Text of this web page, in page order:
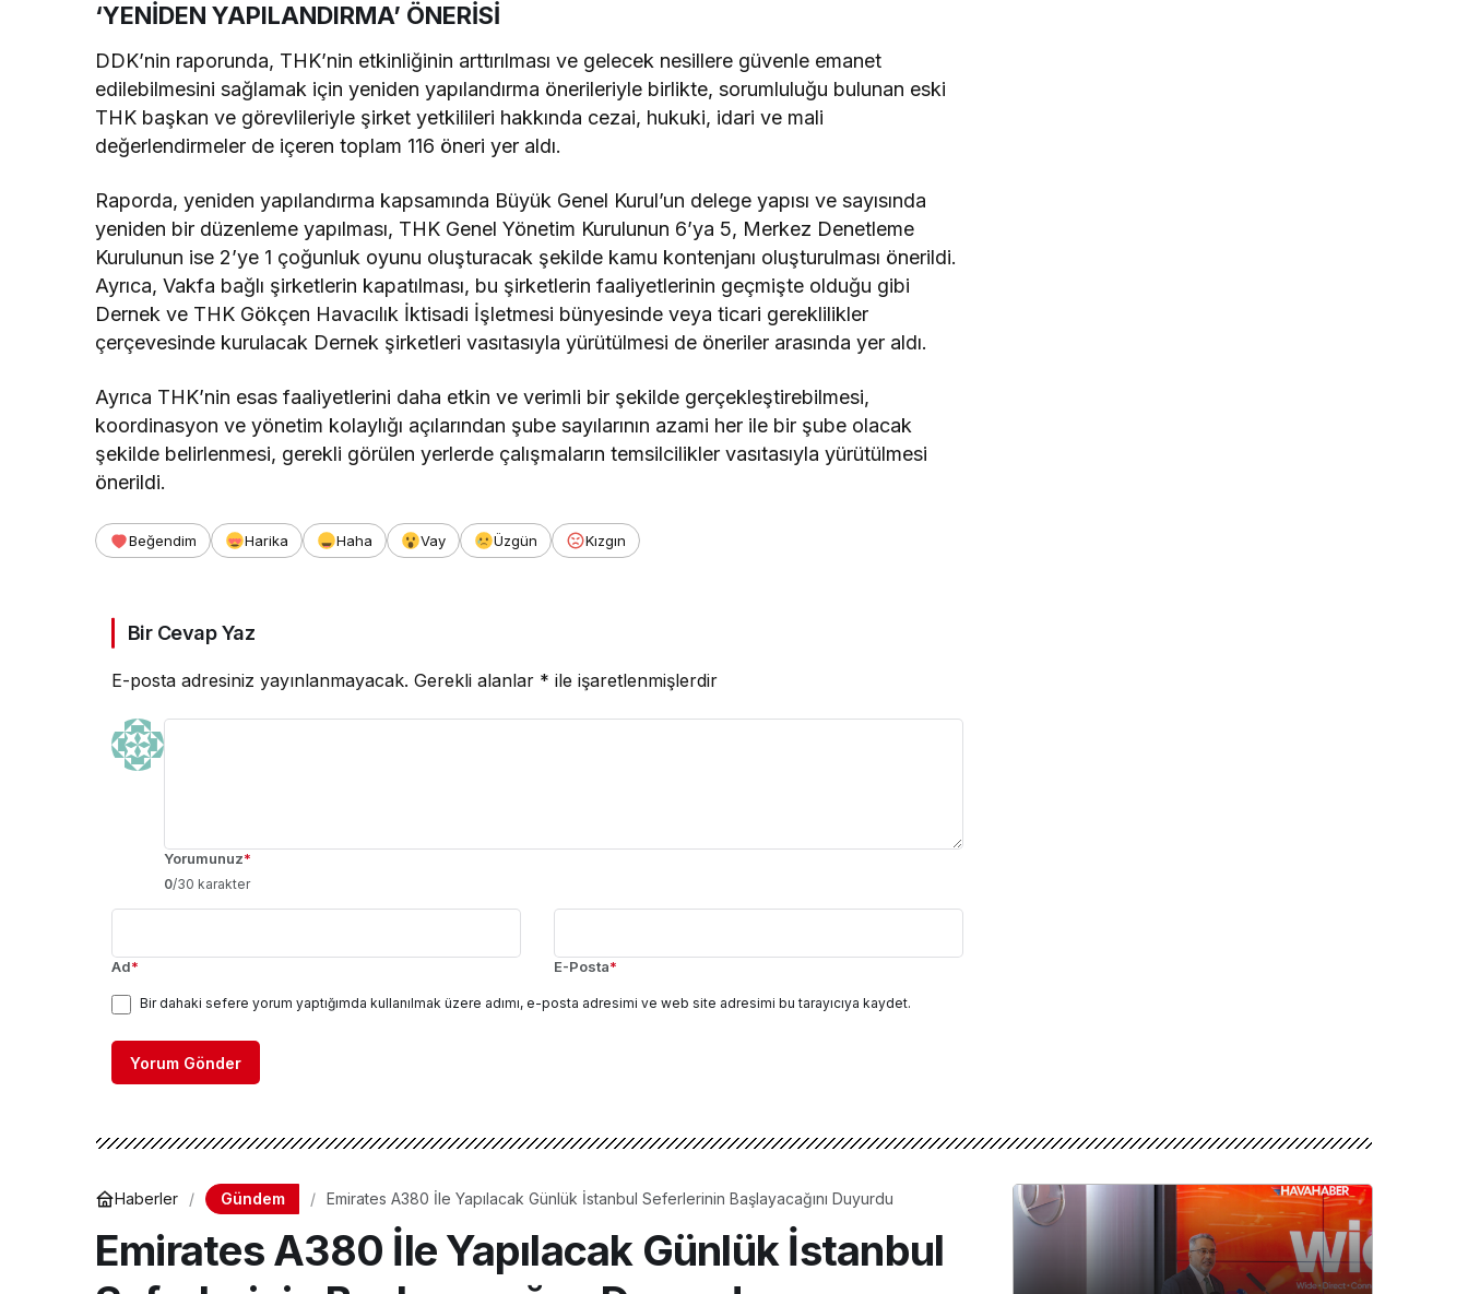
‘YENİDEN YAPILANDIRMA’ ÖNERİSİ
DDK’nin raporunda, THK’nin etkinliğinin arttırılması ve gelecek nesillere güvenle emanet
edilebilmesini sağlamak için yeniden yapılandırma önerileriyle birlikte, sorumluluğu bulunan eski
THK başkan ve görevlileriyle şirket yetkilileri hakkında cezai, hukuki, idari ve mali
değerlendirmeler de içeren toplam 116 öneri yer aldı.
Raporda, yeniden yapılandırma kapsamında Büyük Genel Kurul’un delege yapısı ve sayısında
yeniden bir düzenleme yapılması, THK Genel Yönetim Kurulunun 6’ya 5, Merkez Denetleme
Kurulunun ise 2’ye 1 çoğunluk oyunu oluşturacak şekilde kamu kontenjanı oluşturulması önerildi.
Ayrıca, Vakfa bağlı şirketlerin kapatılması, bu şirketlerin faaliyetlerinin geçmişte olduğu gibi
Dernek ve THK Gökçen Havacılık İktisadi İşletmesi bünyesinde veya ticari gereklilikler
çerçevesinde kurulacak Dernek şirketleri vasıtasıyla yürütülmesi de öneriler arasında yer aldı.
Ayrıca THK’nin esas faaliyetlerini daha etkin ve verimli bir şekilde gerçekleştirebilmesi,
koordinasyon ve yönetim kolaylığı açılarından şube sayılarının azami her ile bir şube olacak
şekilde belirlenmesi, gerekli görülen yerlerde çalışmaların temsilcilikler vasıtasıyla yürütülmesi
önerildi.
Beğendim Harika Haha Vay Üzgün Kızgın
Bir Cevap Yaz
E-posta adresiniz yayınlanmayacak. Gerekli alanlar * ile işaretlenmişlerdir
Yorumunuz*
0/30 karakter
Ad* E-Posta*
Bir dahaki sefere yorum yaptığımda kullanılmak üzere adımı, e-posta adresimi ve web site adresimi bu tarayıcıya kaydet.
Yorum Gönder
Haberler Gündem Emirates A380 İle Yapılacak Günlük İstanbul Seferlerinin Başlayacağını Duyurdu
Emirates A380 İle Yapılacak Günlük İstanbul